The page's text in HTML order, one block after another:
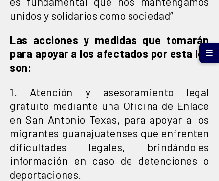
unidos y solidarios como sociedad”
Las acciones y medidas que tomarán
para apoyar a los afectados por esta ley
son:
1. Atención y asesoramiento legal
gratuito mediante una Oficina de Enlace
en San Antonio Texas, para apoyar a los
migrantes guanajuatenses que enfrenten
dificultades legales, brindándoles
información en caso de detenciones o
deportaciones.
☰